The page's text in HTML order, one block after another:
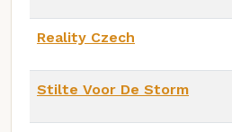
Reality Czech
Stilte Voor De Storm